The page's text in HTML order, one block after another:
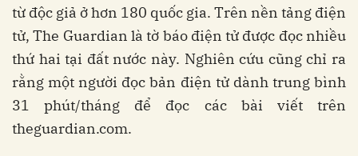
từ độc giả ở hơn 180 quốc gia. Trên nền tảng điện
tử, The Guardian là tờ báo điện tử được đọc nhiều
thứ hai tại đất nước này. Nghiên cứu cũng chỉ ra
rằng một người đọc bản điện tử dành trung bình
31 phút/tháng để đọc các bài viết trên
theguardian.com.